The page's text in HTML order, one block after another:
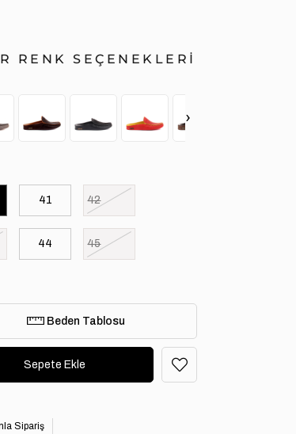
RENK SEÇENEKLERİ
›
41 42
44 45
Beden Tablosu
Sipariş